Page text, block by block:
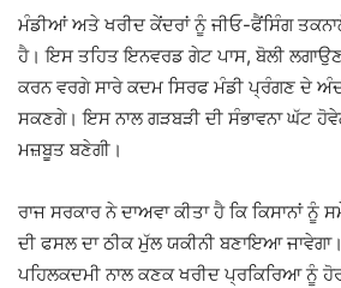
ਮੰਡੀਆਂ ਅਤੇ ਖਰੀਦ ਕੇਂਦਰਾਂ ਨੂੰ ਜੀਓ-ਫੈਂਸਿੰਗ
ਹੈ। ਇਸ ਤਹਿਤ ਇਨਵਰਡ ਗੇਟ ਪਾਸ, ਬੋਲੀ
ਕਰਨ ਵਰਗੇ ਸਾਰੇ ਕਦਮ ਸਿਰਫ ਮੰਡੀ ਪ੍ਰੰਗਣ ਦੇ
ਸਕਣਗੇ। ਇਸ ਨਾਲ ਗੜਬੜੀ ਦੀ ਸੰਭਾਵਨਾ ਘੱਟ
ਮਜ਼ਬੂਤ ਬਣੇਗੀ।
ਰਾਜ ਸਰਕਾਰ ਨੇ ਦਾਅਵਾ ਕੀਤਾ ਹੈ ਕਿ ਕਿਸਾਨਾਂ ਨੂੰ
ਦੀ ਫਸਲ ਦਾ ਠੀਕ ਮੁੱਲ ਯਕੀਨੀ ਬਣਾਇਆ
ਪਹਿਲਕਦਮੀ ਨਾਲ ਕਣਕ ਖਰੀਦ ਪ੍ਰਕਿਰਿਆ ਨੂੰ